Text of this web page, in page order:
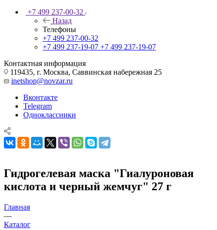
+7 499 237-00-32
Назад
Телефоны
+7 499 237-00-32
+7 499 237-19-07 +7 499 237-19-07
Контактная информация
119435, г. Москва, Саввинская набережная 25
inetshop@novzar.ru
Вконтакте
Telegram
Одноклассники
Гидрогелевая маска "Гиалуроновая
кислота и черный жемчуг" 27 г
Главная
—
Каталог